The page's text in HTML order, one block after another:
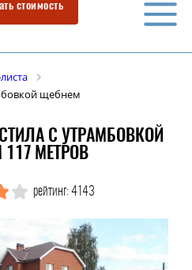
стоимость
щебнем
С УТРАМБОВКОЙ
МЕТРОВ
рейтинг: 4143